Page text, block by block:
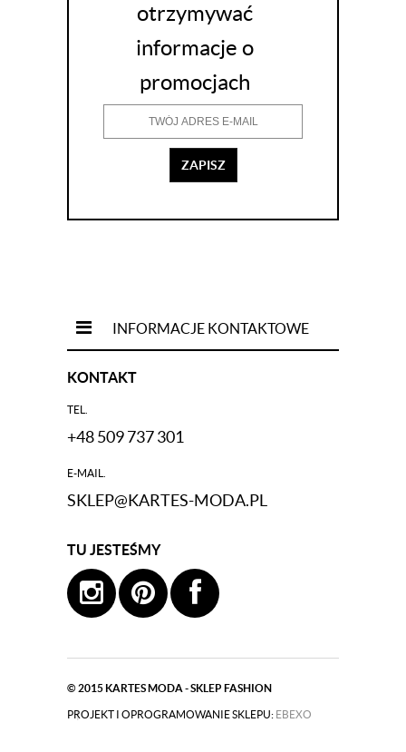
otrzymywać
informacje o
promocjach
ZAPISZ
INFORMACJE KONTAKTOWE
KONTAKT
TEL.
+48 509 737 301
E-MAIL.
SKLEP@KARTES-MODA.PL
TU JESTEŚMY
© 2015 KARTES MODA - SKLEP FASHION
|
PROJEKT I OPROGRAMOWANIE SKLEPU: EBEXO